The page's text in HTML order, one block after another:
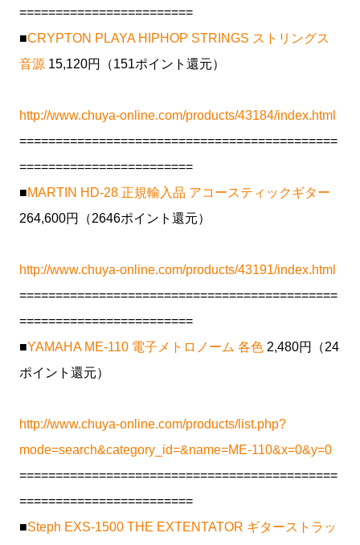
========================
■CRYPTON PLAYA HIPHOP STRINGS ストリングス
音源 15,120円（151ポイント還元）
http://www.chuya-online.com/products/43184/index.html
============================================
========================
■MARTIN HD-28 正規輸入品 アコースティックギター
264,600円（2646ポイント還元）
http://www.chuya-online.com/products/43191/index.html
============================================
========================
■YAMAHA ME-110 電子メトロノーム 各色 2,480円（24
ポイント還元）
http://www.chuya-online.com/products/list.php?
mode=search&category_id=&name=ME-110&x=0&y=0
============================================
========================
■Steph EXS-1500 THE EXTENTATOR ギターストラッ